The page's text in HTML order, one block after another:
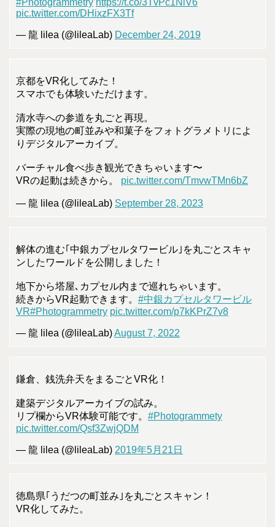
#Photogrammetry https://t.co/3TvPc1NiV6
pic.twitter.com/DHixzFX3Tf
— 龍 lilea (@lileaLab) December 24, 2019
京都をVR化してみた！
スマホでも体験いただけます。
清水寺への参道を丸ごと再現。
実際の現地の町並みや和菓子をフォトグラメトリによ
りデジタルアーカイブ。
バーチャル食べ歩き観光できちゃいます〜
VRの起動は続きから。 pic.twitter.com/TmvwTMn6bZ
— 龍 lilea (@lileaLab) September 28, 2023
解体の進む｢中銀カプセルタワービル｣を丸ごとスキャ
ンしたワールドを公開しました！
地下から塔屋､カプセル内まで巡れちゃいます。
続きからVR起動できます。 #中銀カプセルタワービル
VR#Photogrammetry pic.twitter.com/p7kKPrZ7v8
— 龍 lilea (@lileaLab)August 7, 2022
鎌倉、銭洗弁天をまるごとVR化！
建築デジタルアーカイブの試み。
リプ欄からVR体験可能です。 #Photogrammety
pic.twitter.com/Qsf3ZwjQDM
— 龍 lilea (@lileaLab) 2019年5月21日
徳島県｢うだつの町並み｣を丸ごとスキャン！
VR化してみた。